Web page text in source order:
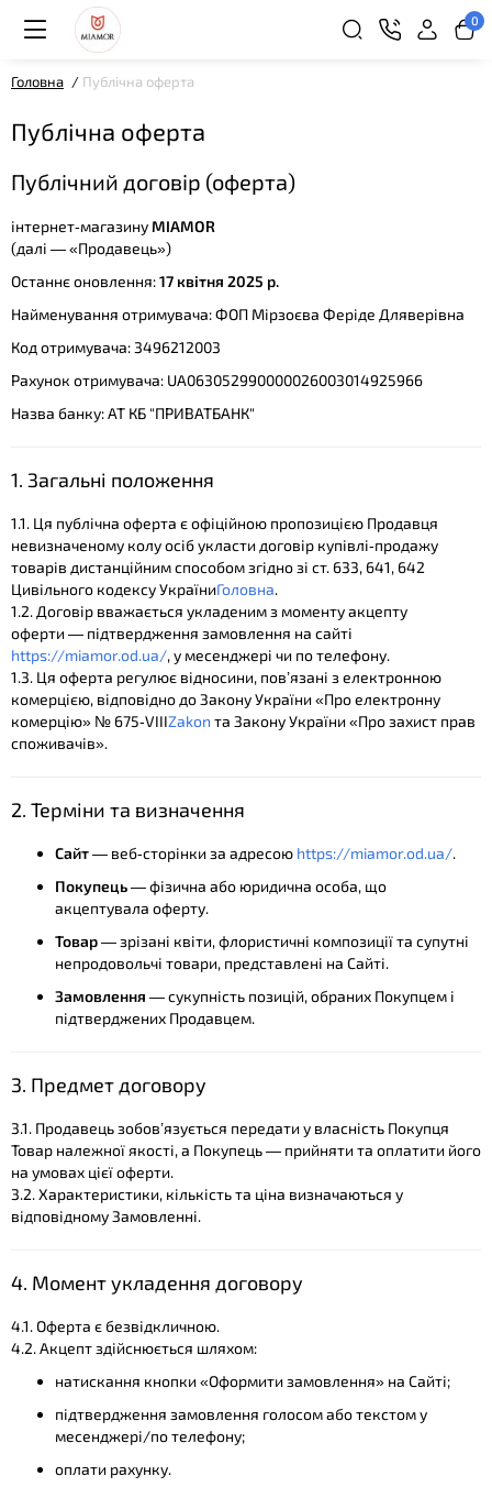
0
Головна Публічна оферта
Публічна оферта
Публічний договір (оферта)
інтернет‑магазину MIAMOR
(далі — «Продавець»)
Останнє оновлення:17 квітня 2025 р.
Найменування отримувача: ФОП Мірзоєва Феріде Дляверівна
Код отримувача: 3496212003
Рахунок отримувача: UA063052990000026003014925966
Назва банку: АТ КБ "ПРИВАТБАНК"
1. Загальні положення
1.1. Ця публічна оферта є офіційною пропозицією Продавця
невизначеному колу осіб укласти договір купівлі‑продажу
товарів дистанційним способом згідно зі ст. 633, 641, 642
Цивільного кодексу України​Головна.
1.2. Договір вважається укладеним з моменту акцепту
оферти — підтвердження замовлення на сайті
https://miamor.od.ua/, у месенджері чи по телефону.
1.3. Ця оферта регулює відносини, пов’язані з електронною
комерцією, відповідно до Закону України «Про електронну
комерцію» № 675‑VIII​Zakon та Закону України «Про захист прав
споживачів».
2. Терміни та визначення
Сайт— веб‑сторінки за адресою https://miamor.od.ua/.
Покупець— фізична або юридична особа, що
акцептувала оферту.
Товар— зрізані квіти, флористичні композиції та супутні
непродовольчі товари, представлені на Сайті.
Замовлення — сукупність позицій, обраних Покупцем і
підтверджених Продавцем.
3. Предмет договору
3.1. Продавець зобов’язується передати у власність Покупця
Товар належної якості, а Покупець — прийняти та оплатити його
на умовах цієї оферти.
3.2. Характеристики, кількість та ціна визначаються у
відповідному Замовленні.
4. Момент укладення договору
4.1. Оферта є безвідкличною.
4.2. Акцепт здійснюється шляхом:
натискання кнопки «Оформити замовлення» на Сайті;
підтвердження замовлення голосом або текстом у
месенджері/по телефону;
оплати рахунку.